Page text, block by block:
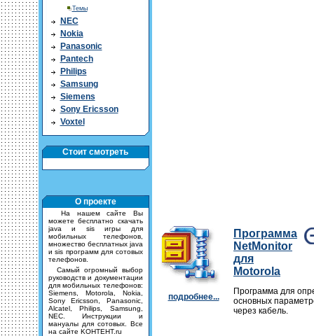
Темы
NEC
Nokia
Panasonic
Pantech
Philips
Samsung
Siemens
Sony Ericsson
Voxtel
Стоит смотреть
О проекте
На нашем сайте Вы
можете бесплатно скачать
java и sis игры для
мобильных телефонов,
множество бесплатных java
и sis программ для сотовых
телефонов.
Самый огромный выбор
руководств и документации
для мобильных телефонов:
Siemens, Motorola, Nokia,
Sony Ericsson, Panasonic,
Alcatel, Philips, Samsung,
NEC. Инструкции и
мануалы для сотовых. Все
на сайте KOHTEHT.ru
подробнее...
Программа
NetMonitor
для
Motorola
Программа для
основных
через кабель.